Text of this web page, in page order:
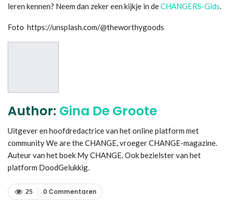
leren kennen? Neem dan zeker een kijkje in deCHANGERS-Gids.
Foto https://unsplash.com/@theworthygoods
Author: Gina De Groote
Uitgever en hoofdredactrice van het online platform met
community We are the CHANGE, vroeger CHANGE-magazine.
Auteur van het boek My CHANGE. Ook bezielster van het
platform DoodGelukkig.
0 Commentaren
25